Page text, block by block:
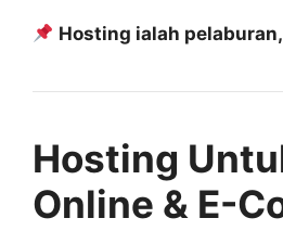
Hosting ialah
Hosting
Online & E-